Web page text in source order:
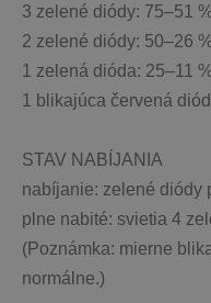
3 zelené diódy: 75–51
2 zelené diódy: 50–26
1 zelená dióda: 25–11
1 blikajúca červená
STAV NABÍJANIA
nabíjanie: zelené diódy
plne nabité: svietia 4
(Poznámka: mierne
normálne.)